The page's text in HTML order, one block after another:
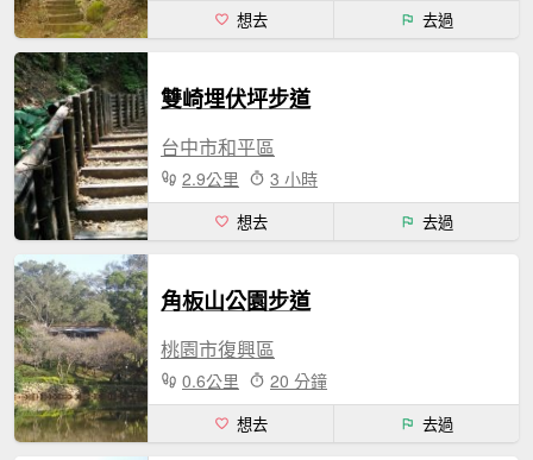
想去 去過
雙崎埋伏坪步道
台中市和平區
2.9公里 3 小時
想去 去過
角板山公園步道
桃園市復興區
0.6公里 20 分鐘
想去 去過